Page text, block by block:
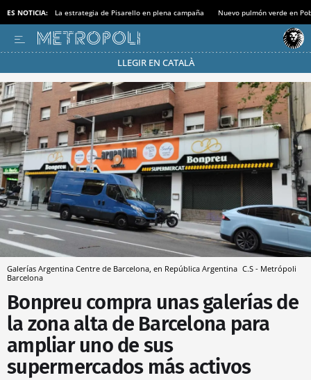
ES NOTICIA: La estrategia de Pisarello en plena campaña Nuevo pulmón verde en
LLEGIR EN CATALÀ
Pásate al MODO AHORRO
Galerías Argentina Centre de Barcelona, en República Argentina C.S - Metrópoli
Barcelona
Bonpreu compra unas galerías de
la zona alta de Barcelona para
ampliar uno de sus
supermercados más activos